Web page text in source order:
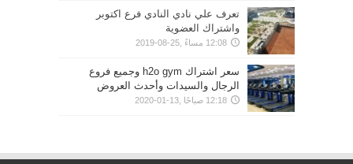
تعرف علي نادي النادي فرع اكتوبر
واشتراك العضوية
12:08 مساءً ,25-08-2019
سعر اشتراك h2o gym وجميع فروع
الرجال والسيدات وأحدث العروض
12:18 صباحًا ,13-01-2020